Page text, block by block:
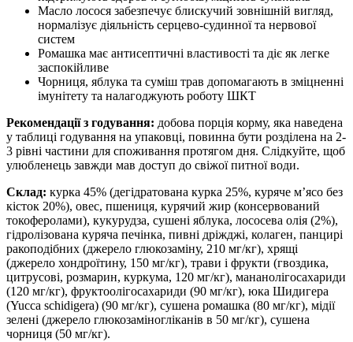
Масло лосося забезпечує блискучий зовнішній вигляд,
нормалізує діяльність серцево-судинної та нервової
систем
Ромашка має антисептичні властивості та діє як легке
заспокійливе
Чорниця, яблука та суміш трав допомагають в зміцненні
імунітету та налагоджують роботу ШКТ
Рекомендації з годування: добова порція корму, яка наведена
у таблиці годування на упаковці, повинна бути розділена на 2-
3 рівні частини для споживання протягом дня. Слідкуйте, щоб
улюбленець завжди мав доступ до свіжої питної води.
Склад: курка 45% (дегідратована курка 25%, куряче м’ясо без
кісток 20%), овес, пшениця, курячий жир (консервований
токоферолами), кукурудза, сушені яблука, лососева олія (2%),
гідролізована куряча печінка, пивні дріжджі, колаген, панцирі
ракоподібних (джерело глюкозаміну, 210 мг/кг), хрящі
(джерело хондроїтину, 150 мг/кг), трави і фрукти (гвоздика,
цитрусові, розмарин, куркума, 120 мг/кг), мананолігосахариди
(120 мг/кг), фруктоолігосахариди (90 мг/кг), юка Шидигера
(Yucca schidigera) (90 мг/кг), сушена ромашка (80 мг/кг), мідії
зелені (джерело глюкозаміногліканів в 50 мг/кг), сушена
чорниця (50 мг/кг).